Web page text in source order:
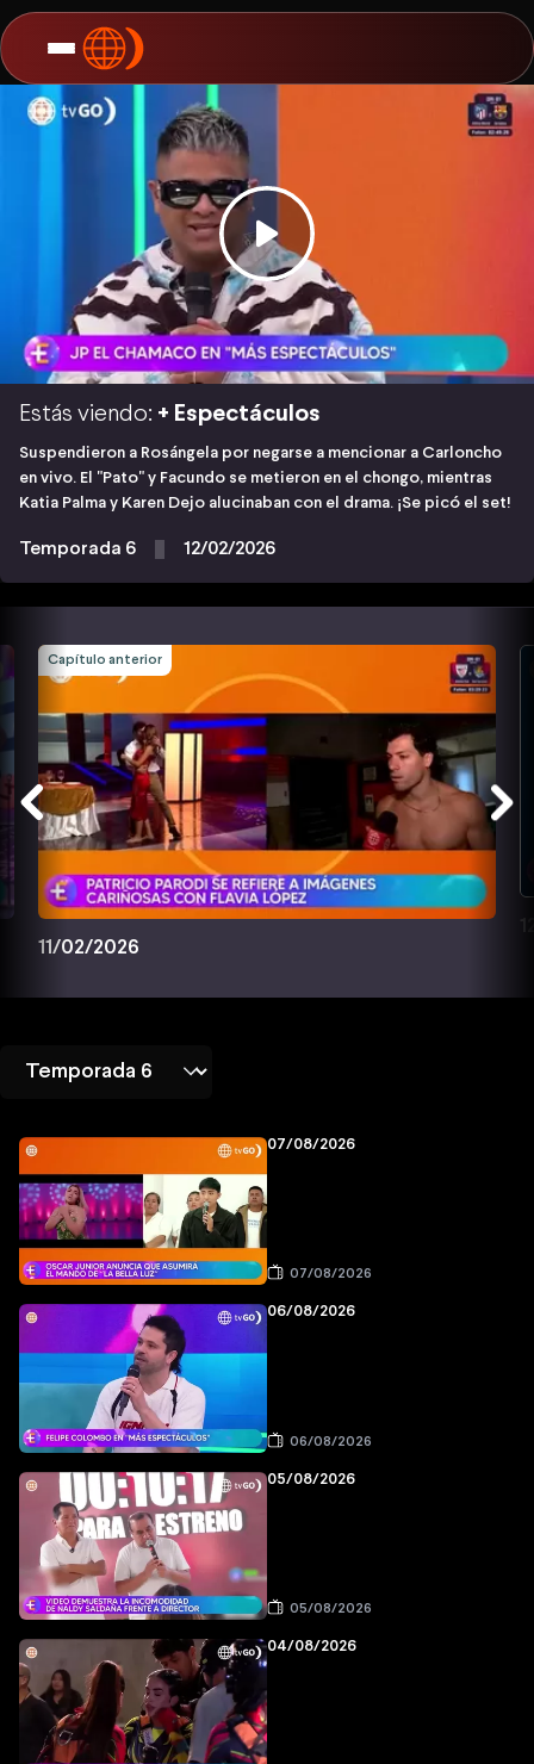
Estás viendo: + Espectáculos
Suspendieron a Rosángela por negarse a mencionar a Carloncho
en vivo. El "Pato" y Facundo se metieron en el chongo, mientras
Katia Palma y Karen Dejo alucinaban con el drama. ¡Se picó el set!
Temporada 6 12/02/2026
Capítulo anterior
11/02/2026
07/08/2026
07/08/2026
06/08/2026
06/08/2026
05/08/2026
05/08/2026
04/08/2026